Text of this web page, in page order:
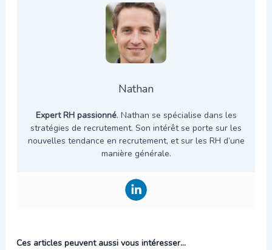
Nathan
Expert RH passionné. Nathan se spécialise dans les
stratégies de recrutement. Son intérêt se porte sur les
nouvelles tendance en recrutement, et sur les RH d’une
manière générale.
Ces articles peuvent aussi vous intéresser...